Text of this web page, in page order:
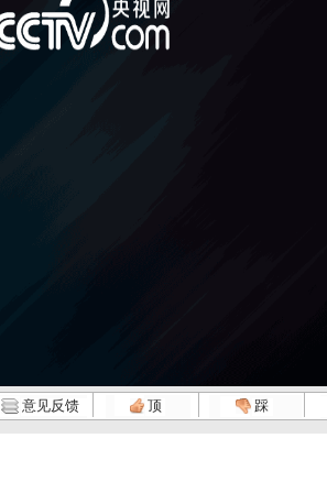
意见反馈 顶 踩